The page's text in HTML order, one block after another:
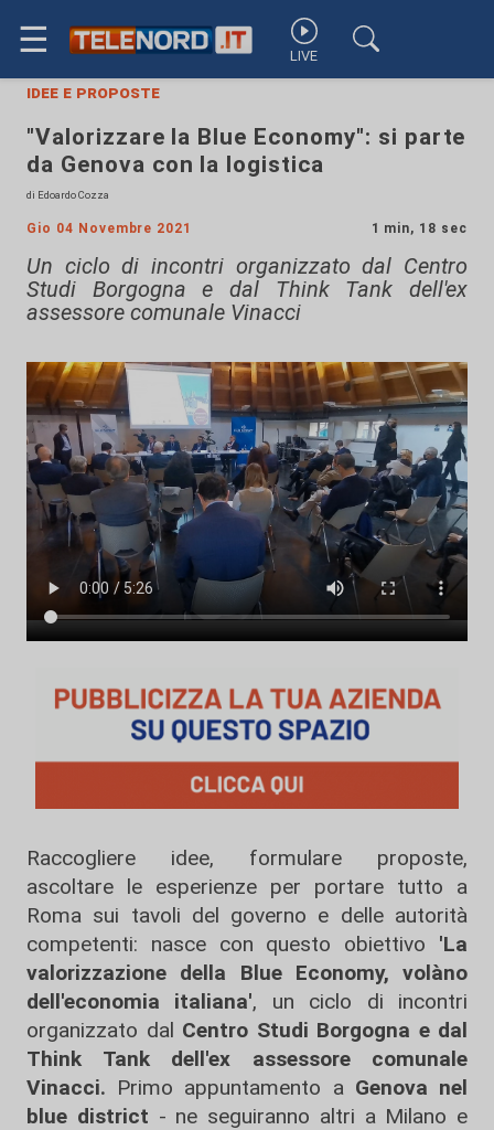
☰ LIVE
idee e proposte
"Valorizzare la Blue Economy": si parte
da Genova con la logistica
di Edoardo Cozza
Gio 04 Novembre 2021 1 min, 18 sec
Un ciclo di incontri organizzato dal Centro
Studi Borgogna e dal Think Tank dell'ex
assessore comunale Vinacci
Raccogliere idee, formulare proposte,
ascoltare le esperienze per portare tutto a
Roma sui tavoli del governo e delle autorità
competenti: nasce con questo obiettivo 'La
valorizzazione della Blue Economy, volàno
dell'economia italiana', un ciclo di incontri
organizzato dal Centro Studi Borgogna e dal
Think Tank dell'ex assessore comunale
Vinacci. Primo appuntamento a Genova nel
blue district - ne seguiranno altri a Milano e